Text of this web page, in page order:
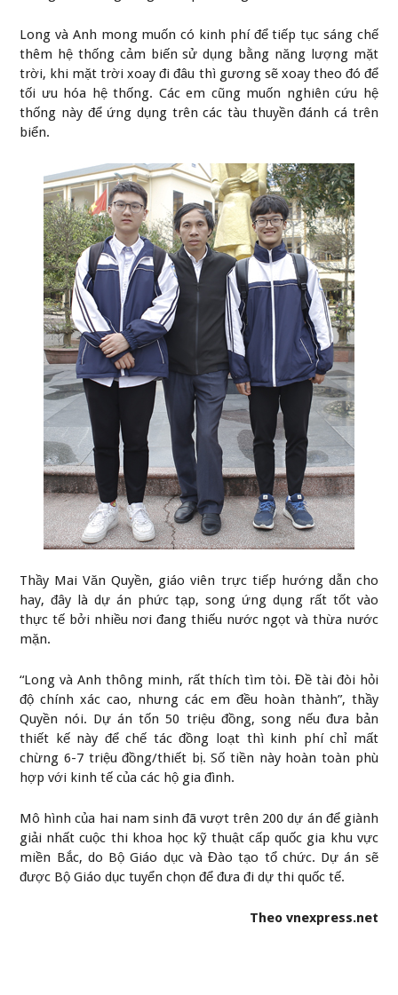
Long và Anh mong muốn có kinh phí để tiếp tục sáng chế
thêm hệ thống cảm biến sử dụng bằng năng lượng mặt
trời, khi mặt trời xoay đi đâu thì gương sẽ xoay theo đó để
tối ưu hóa hệ thống. Các em cũng muốn nghiên cứu hệ
thống này để ứng dụng trên các tàu thuyền đánh cá trên
biển.
Thầy Mai Văn Quyền, giáo viên trực tiếp hướng dẫn cho
hay, đây là dự án phức tạp, song ứng dụng rất tốt vào
thực tế bởi nhiều nơi đang thiếu nước ngọt và thừa nước
mặn.
“Long và Anh thông minh, rất thích tìm tòi. Đề tài đòi hỏi
độ chính xác cao, nhưng các em đều hoàn thành”, thầy
Quyền nói. Dự án tốn 50 triệu đồng, song nếu đưa bản
thiết kế này để chế tác đồng loạt thì kinh phí chỉ mất
chừng 6-7 triệu đồng/thiết bị. Số tiền này hoàn toàn phù
hợp với kinh tế của các hộ gia đình.
Mô hình của hai nam sinh đã vượt trên 200 dự án để giành
giải nhất cuộc thi khoa học kỹ thuật cấp quốc gia khu vực
miền Bắc, do Bộ Giáo dục và Đào tạo tổ chức. Dự án sẽ
được Bộ Giáo dục tuyển chọn để đưa đi dự thi quốc tế.
Theo vnexpress.net